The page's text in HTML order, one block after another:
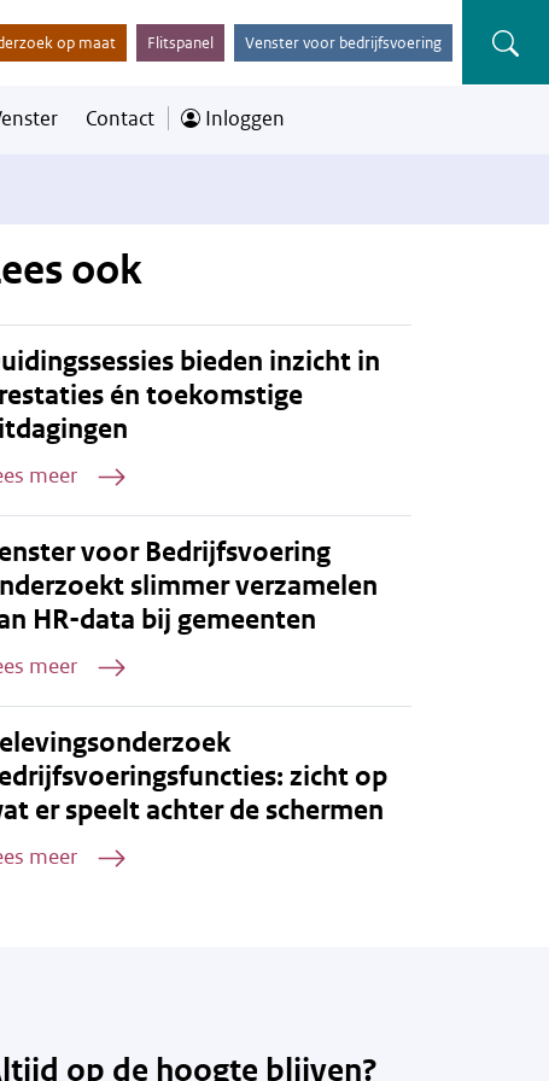
op maat Flitspanel Venster voor bedrijfsvoering
Contact Inloggen
ook
bieden inzicht in
én toekomstige
meer
voor Bedrijfsvoering
slimmer verzamelen
HR-data bij gemeenten
meer
zicht op
er speelt achter de schermen
meer
op de hoogte blijven?